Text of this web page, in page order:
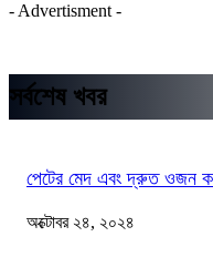
- Advertisment -
সর্বশেষ খবর
পেটের মেদ এবং দ্রুত ওজন
অক্টোবর ২৪, ২০২৪